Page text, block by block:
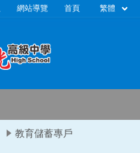
網站導覽 首頁 繁體
教育儲蓄專戶